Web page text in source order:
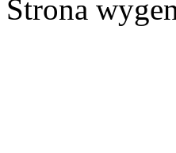
Strona